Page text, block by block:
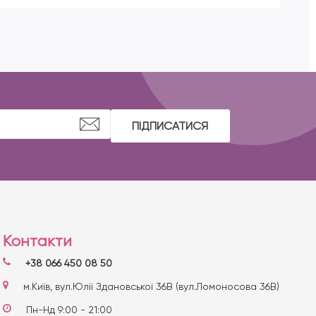
ПІДПИСАТИСЯ
Контакти
+38 066 450 08 50
м.Київ, вул.Юлії Здановської 36В (вул.Ломоносова 36В)
Пн-Нд 9:00 - 21:00